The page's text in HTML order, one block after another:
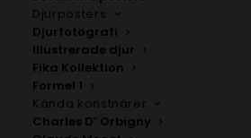
Djurposters
Djurfotografi
Illustrerade djur
Fika Kollektion
Formel 1
Kända konstnärer
Charles D’ Orbigny
Osby
Fr. 200.00